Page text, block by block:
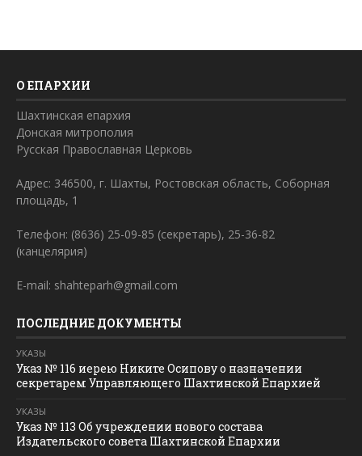
О ЕПАРХИИ
Шахтинская епархия
Донская митрополия
Русская Православная Церковь
Адрес: 346500, г. Шахты, Ростовская область, Соборная
площадь, 1
Телефон: (8636) 25-09-85 (секретарь), 25-36-82
(канцелярия)
E-mail: shahteparh@gmail.com
ПОСЛЕДНИЕ ДОКУМЕНТЫ
УКАЗЫ
Указ № 116 иерею Никите Осипову о назначении
секретарем Управляющего Шахтинской Епархией
УКАЗЫ
Указ № 113 Об учреждении нового состава
Издательского совета Шахтинской Епархии